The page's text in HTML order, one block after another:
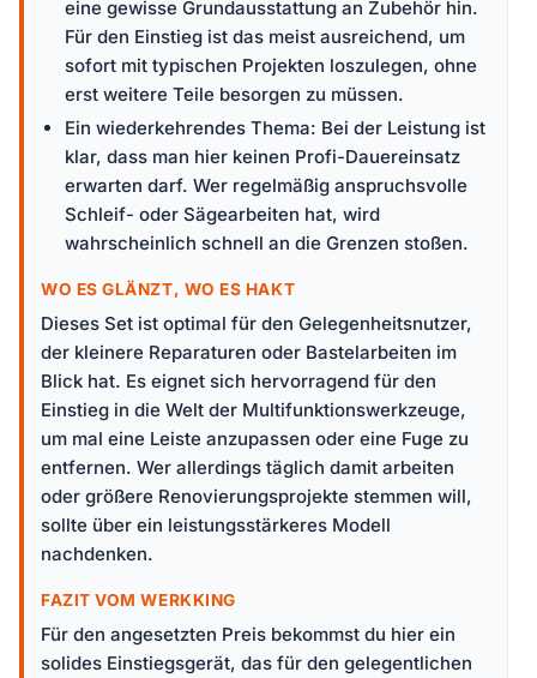
eine gewisse Grundausstattung an Zubehör hin.
Für den Einstieg ist das meist ausreichend, um
sofort mit typischen Projekten loszulegen, ohne
erst weitere Teile besorgen zu müssen.
Ein wiederkehrendes Thema: Bei der Leistung ist
klar, dass man hier keinen Profi-Dauereinsatz
erwarten darf. Wer regelmäßig anspruchsvolle
Schleif- oder Sägearbeiten hat, wird
wahrscheinlich schnell an die Grenzen stoßen.
WO ES GLÄNZT, WO ES HAKT
Dieses Set ist optimal für den Gelegenheitsnutzer,
der kleinere Reparaturen oder Bastelarbeiten im
Blick hat. Es eignet sich hervorragend für den
Einstieg in die Welt der Multifunktionswerkzeuge,
um mal eine Leiste anzupassen oder eine Fuge zu
entfernen. Wer allerdings täglich damit arbeiten
oder größere Renovierungsprojekte stemmen will,
sollte über ein leistungsstärkeres Modell
nachdenken.
FAZIT VOM WERKKING
Für den angesetzten Preis bekommst du hier ein
solides Einstiegsgerät, das für den gelegentlichen